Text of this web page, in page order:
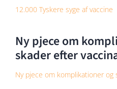
12.000 Tyskere syge af vaccine
Ny pjece om
skader efter
Ny pjece om komplikationer